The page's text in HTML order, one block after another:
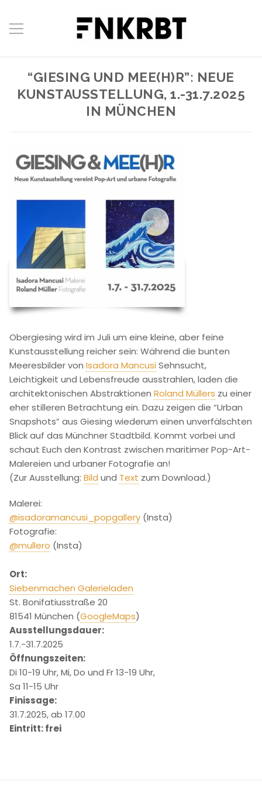
“GIESING UND MEE(H)R”: NEUE
KUNSTAUSSTELLUNG, 1.-31.7.2025
IN MÜNCHEN
Obergiesing wird im Juli um eine kleine, aber feine
Kunstausstellung reicher sein: Während die bunten
Meeresbilder von Isadora Mancusi Sehnsucht,
Leichtigkeit und Lebensfreude ausstrahlen, laden die
architektonischen Abstraktionen Roland Müllers zu einer
eher stilleren Betrachtung ein. Dazu zeigen die “Urban
Snapshots” aus Giesing wiederum einen unverfälschten
Blick auf das Münchner Stadtbild. Kommt vorbei und
schaut Euch den Kontrast zwischen maritimer Pop-Art-
Malereien und urbaner Fotografie an!
(Zur Ausstellung: Bild und Text zum Download.)
Malerei:
@isadoramancusi_popgallery(Insta)
Fotografie:
@mullero (Insta)
Ort:
Siebenmachen Galerieladen
St. Bonifatiusstraße 20
81541 München (GoogleMaps)
Ausstellungsdauer:
1.7.-31.7.2025
Öffnungszeiten:
Di 10-19 Uhr, Mi, Do und Fr 13-19 Uhr,
Sa 11-15 Uhr
Finissage:
31.7.2025, ab 17.00
Eintritt: frei